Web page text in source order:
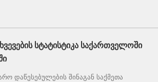
სტატისტიკა საქართველოში
დაწესებულების შინაგან საქმეთა